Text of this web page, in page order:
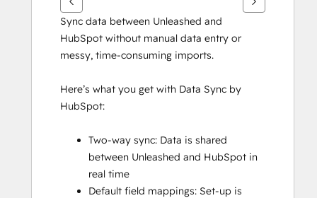
Sync data between Unleashed and
HubSpot without manual data entry or
messy, time-consuming imports.
Here’s what you get with Data Sync by
HubSpot:
Two-way sync: Data is shared
between Unleashed and HubSpot in
real time
Default field mappings: Set-up is